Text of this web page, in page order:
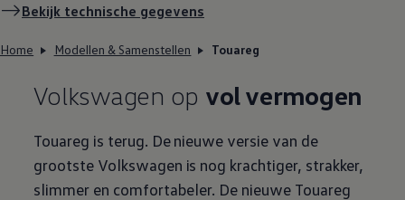
Bekijk technische gegevens
Home Modellen & Samenstellen Touareg
Volkswagen op vol vermogen
Touareg is terug. De nieuwe versie van de
grootste Volkswagen is nog krachtiger, strakker,
slimmer en comfortabeler. De nieuwe Touareg